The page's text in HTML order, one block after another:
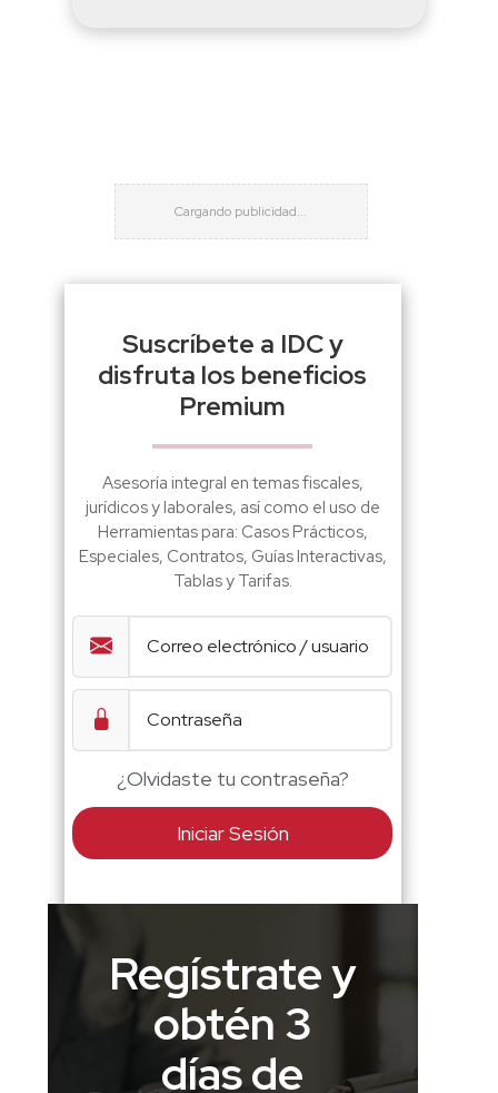
Suscríbete a IDC y
disfruta los beneficios
Premium
Asesoría integral en temas fiscales,
jurídicos y laborales, así como el uso de
Herramientas para: Casos Prácticos,
Especiales, Contratos, Guías Interactivas,
Tablas y Tarifas.
¿Olvidaste tu contraseña?
Iniciar Sesión
Regístrate y
obtén 3
días de